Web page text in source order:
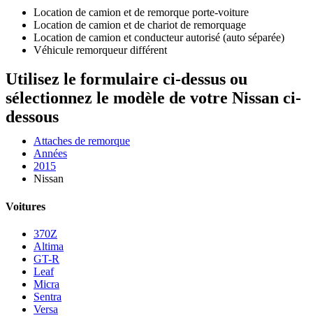
Location de camion et de remorque porte-voiture
Location de camion et de chariot de remorquage
Location de camion et conducteur autorisé (auto séparée)
Véhicule remorqueur différent
Utilisez le formulaire ci-dessus ou
sélectionnez le modèle de votre Nissan ci-
dessous
Attaches de remorque
Années
2015
Nissan
Voitures
370Z
Altima
GT-R
Leaf
Micra
Sentra
Versa